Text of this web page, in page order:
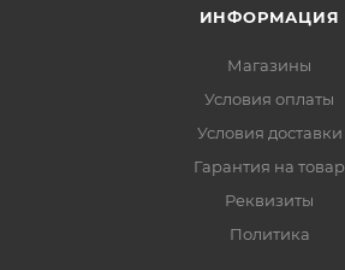
ИНФОРМАЦИЯ
Магазины
Условия оплаты
Условия доставки
Гарантия на товар
Реквизиты
Политика